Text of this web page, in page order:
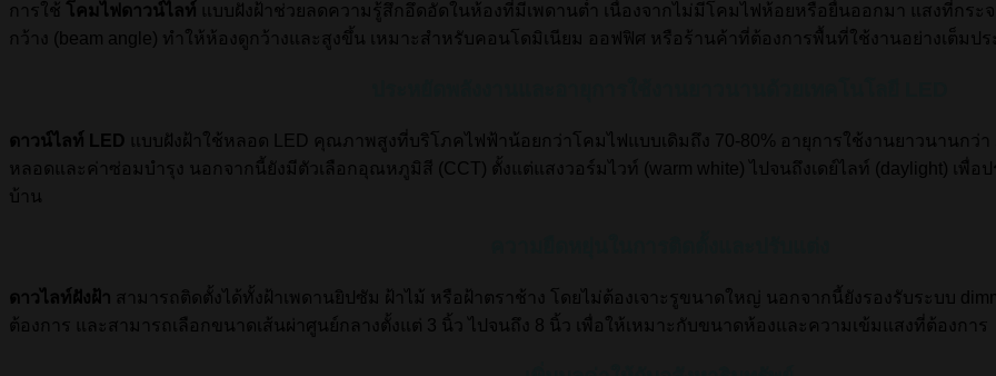
การใช้ โคมไฟดาวน์ไลท์ แบบฝังฝ้าช่วยลดความรู้สึกอึดอัดในห้องที่มีเพดานต่ำ เนื่องจากไม่มีโคมไฟห้อยหรือยื่นออกมา แสงที่กระ
กว้าง (beam angle) ทำให้ห้องดูกว้างและสูงขึ้น เหมาะสำหรับคอนโดมิเนียม ออฟฟิศ หรือร้านค้าที่ต้องการพื้นที่ใช้งานอย่างเต็มป
ดาวน์ไลท์ LED แบบฝังฝ้าใช้หลอด LED คุณภาพสูงที่บริโภคไฟฟ้าน้อยกว่าโคมไฟแบบเดิมถึง 70-80% อายุการใช้งานยาวนานกว่า
หลอดและค่าซ่อมบำรุง นอกจากนี้ยังมีตัวเลือกอุณหภูมิสี (CCT) ตั้งแต่แสงวอร์มไวท์ (warm white) ไปจนถึงเดย์ไลท์ (daylight) เพื่อ
บ้าน
ดาวไลท์ฝังฝ้า สามารถติดตั้งได้ทั้งฝ้าเพดานยิปซัม ฝ้าไม้ หรือฝ้าตราช้าง โดยไม่ต้องเจาะรูขนาดใหญ่ นอกจากนี้ยังรองรับระบบ
ต้องการ และสามารถเลือกขนาดเส้นผ่าศูนย์กลางตั้งแต่ 3 นิ้ว ไปจนถึง 8 นิ้ว เพื่อให้เหมาะกับขนาดห้องและความเข้มแสงที่ต้องการ